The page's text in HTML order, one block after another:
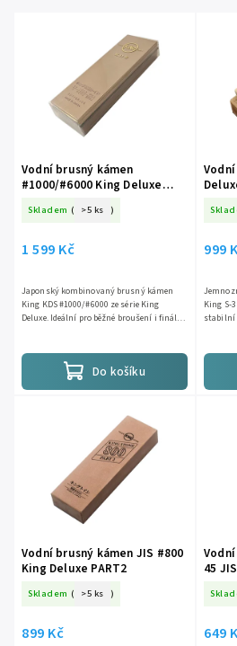
Nejdražší
Abecedně
Vodní brusný kámen
#1000/#6000 King Deluxe
Skladem ( >5 ks )
1 599 Kč
Do košíku
Japonský kombinovaný brusný kámen
King KDS #1000/#6000 ze série King
Deluxe. Ideální pro běžné broušení i finální
999
King S-
stabilní
Vodní brusný kámen JIS #800
King Deluxe PART2
Skladem ( >5 ks )
899 Kč
45
649